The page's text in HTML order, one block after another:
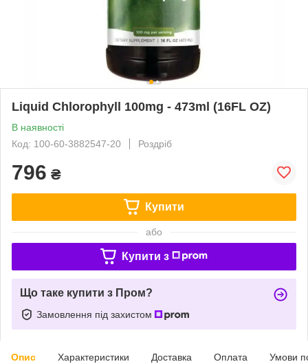
Liquid Chlorophyll 100mg - 473ml (16FL OZ)
В наявності
Код: 100-60-3882547-20
Роздріб
796 ₴
Купити
або
Купити з
Що таке купити з Пром?
Замовлення під захистом
Опис Характеристики Доставка Оплата Умови